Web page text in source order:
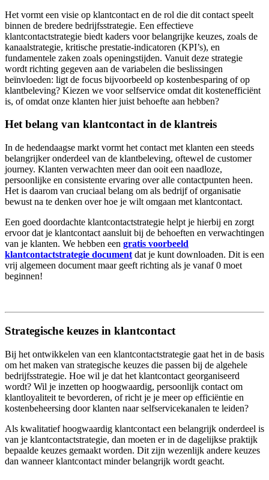
Het vormt een visie op klantcontact en de rol die dit contact speelt
binnen de bredere bedrijfsstrategie. Een effectieve
klantcontactstrategie biedt kaders voor belangrijke keuzes, zoals de
kanaalstrategie, kritische prestatie-indicatoren (KPI’s), en
fundamentele zaken zoals openingstijden. Vanuit deze strategie
wordt richting gegeven aan de variabelen die beslissingen
beïnvloeden: ligt de focus bijvoorbeeld op kostenbesparing of op
klantbeleving? Kiezen we voor selfservice omdat dit kostenefficiënt
is, of omdat onze klanten hier juist behoefte aan hebben?
Het belang van klantcontact in de klantreis
In de hedendaagse markt vormt het contact met klanten een steeds
belangrijker onderdeel van de klantbeleving, oftewel de customer
journey. Klanten verwachten meer dan ooit een naadloze,
persoonlijke en consistente ervaring over alle contactpunten heen.
Het is daarom van cruciaal belang om als bedrijf of organisatie
bewust na te denken over hoe je wilt omgaan met klantcontact.
Een goed doordachte klantcontactstrategie helpt je hierbij en zorgt
ervoor dat je klantcontact aansluit bij de behoeften en verwachtingen
van je klanten. We hebben een gratis voorbeeld
klantcontactstrategie document dat je kunt downloaden. Dit is een
vrij algemeen document maar geeft richting als je vanaf 0 moet
beginnen!
Strategische keuzes in klantcontact
Bij het ontwikkelen van een klantcontactstrategie gaat het in de basis
om het maken van strategische keuzes die passen bij de algehele
bedrijfsstrategie. Hoe wil je dat het klantcontact georganiseerd
wordt? Wil je inzetten op hoogwaardig, persoonlijk contact om
klantloyaliteit te bevorderen, of richt je je meer op efficiëntie en
kostenbeheersing door klanten naar selfservicekanalen te leiden?
Als kwalitatief hoogwaardig klantcontact een belangrijk onderdeel is
van je klantcontactstrategie, dan moeten er in de dagelijkse praktijk
bepaalde keuzes gemaakt worden. Dit zijn wezenlijk andere keuzes
dan wanneer klantcontact minder belangrijk wordt geacht.